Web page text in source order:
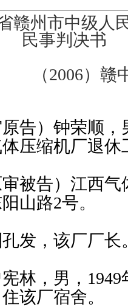
赣州市中级人
民事判决书
（2006）
）钟荣顺，
压缩机厂退休
告）江西气
山路2号。
发，该厂厂长
，男，1949
该厂宿舍。